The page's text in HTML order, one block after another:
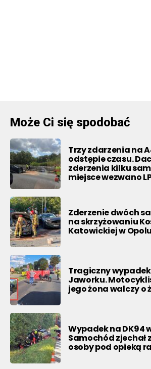
Może Ci się spodobać
Trzy zdarzenia na
odstępie czasu.
zderzenia kilku
miejsce wezwano
Zderzenie dwóch
na skrzyżowaniu
Katowickiej w Opolu
Tragiczny wypadek
Jaworku.
jego żona walczy o
Wypadek na DK94
Samochód zjechał
osoby pod opieką